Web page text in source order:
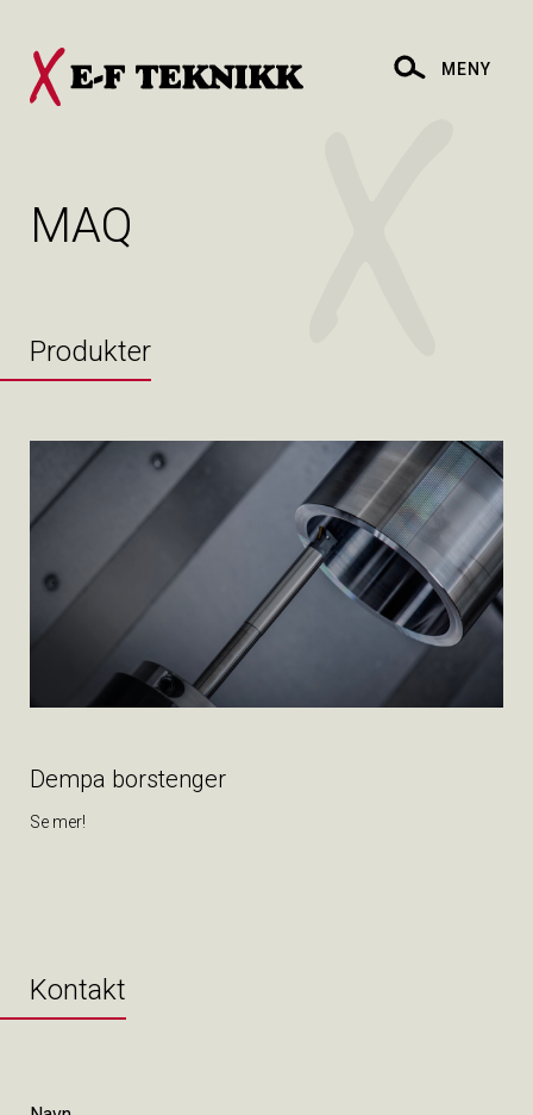
MENY
MAQ
Produkter
Dempa borstenger
Se mer!
Kontakt